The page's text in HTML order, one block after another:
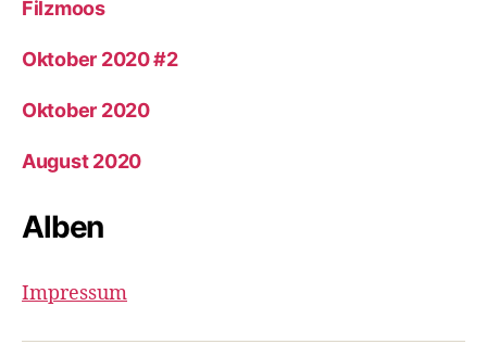
Filzmoos
Oktober 2020 #2
Oktober 2020
August 2020
Alben
Impressum